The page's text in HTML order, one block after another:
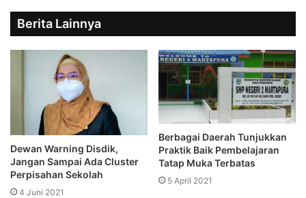
Berita Lainnya
Dewan Warning Disdik,
Jangan Sampai Ada Cluster
Perpisahan Sekolah
4 Juni 2021
Berbagai Daerah Tunjukkan
Praktik Baik Pembelajaran
Tatap Muka Terbatas
5 April 2021